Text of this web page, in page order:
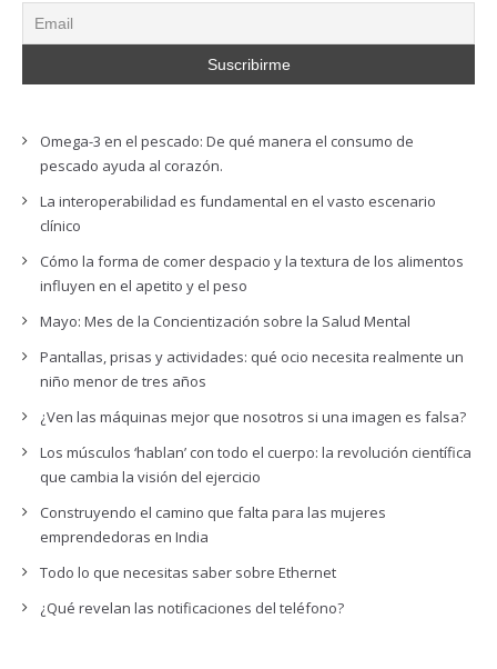
Omega-3 en el pescado: De qué manera el consumo de
pescado ayuda al corazón.
La interoperabilidad es fundamental en el vasto escenario
clínico
Cómo la forma de comer despacio y la textura de los alimentos
influyen en el apetito y el peso
Mayo: Mes de la Concientización sobre la Salud Mental
Pantallas, prisas y actividades: qué ocio necesita realmente un
niño menor de tres años
¿Ven las máquinas mejor que nosotros si una imagen es falsa?
Los músculos ‘hablan’ con todo el cuerpo: la revolución científica
que cambia la visión del ejercicio
Construyendo el camino que falta para las mujeres
emprendedoras en India
Todo lo que necesitas saber sobre Ethernet
¿Qué revelan las notificaciones del teléfono?